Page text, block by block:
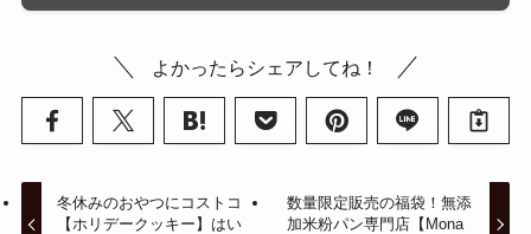
よかったらシェアしてね！
冬休みのおやつにコストコ
【ホリデークッキー】はい
数量限定販売の福袋！無添
加米粉パン専門店【Mona